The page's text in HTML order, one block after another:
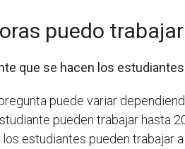
puedo
que se hacen los
puede variar
pueden trabajar hasta
estudiantes pueden trabajar